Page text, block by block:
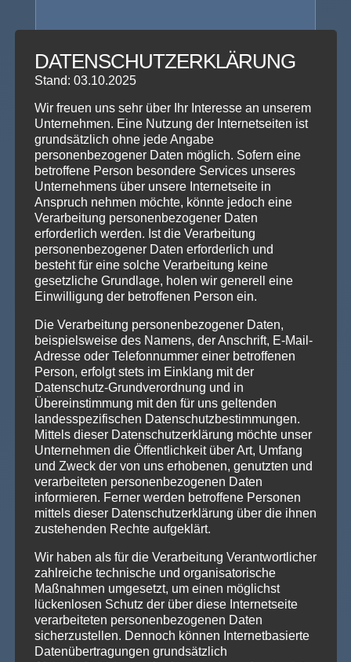
Voraussetzung: Stufe 1
Dauer: 10 Wochen
(entspricht etwa 3 Monate tanzen)
Anmeldung
LIFESTYLE
Stufe 3
120/Person
Voraussetzung: Stufe 2
Dauer: 10 Wochen
(entspricht etwa 3 Monate tanzen)
Anmeldung
LIFESTYLE
DATENSCHUTZERKLÄRUNG
Stand: 03.10.2025
Wir freuen uns sehr über Ihr Interesse an unserem
Unternehmen. Eine Nutzung der Internetseiten ist
grundsätzlich ohne jede Angabe
personenbezogener Daten möglich. Sofern eine
betroffene Person besondere Services unseres
Unternehmens über unsere Internetseite in
Anspruch nehmen möchte, könnte jedoch eine
Verarbeitung personenbezogener Daten
erforderlich werden. Ist die Verarbeitung
personenbezogener Daten erforderlich und
besteht für eine solche Verarbeitung keine
gesetzliche Grundlage, holen wir generell eine
Einwilligung der betroffenen Person ein.
Die Verarbeitung personenbezogener Daten,
beispielsweise des Namens, der Anschrift, E-Mail-
Adresse oder Telefonnummer einer betroffenen
Person, erfolgt stets im Einklang mit der
Datenschutz-Grundverordnung und in
Übereinstimmung mit den für uns geltenden
landesspezifischen Datenschutzbestimmungen.
Mittels dieser Datenschutzerklärung möchte unser
Unternehmen die Öffentlichkeit über Art, Umfang
und Zweck der von uns erhobenen, genutzten und
verarbeiteten personenbezogenen Daten
informieren. Ferner werden betroffene Personen
mittels dieser Datenschutzerklärung über die ihnen
zustehenden Rechte aufgeklärt.
Wir haben als für die Verarbeitung Verantwortlicher
zahlreiche technische und organisatorische
Maßnahmen umgesetzt, um einen möglichst
lückenlosen Schutz der über diese Internetseite
verarbeiteten personenbezogenen Daten
sicherzustellen. Dennoch können Internetbasierte
Datenübertragungen grundsätzlich